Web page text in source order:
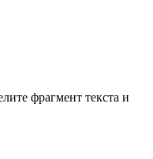
фрагмент текста и